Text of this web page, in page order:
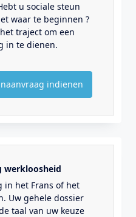
u sociale steun
waar te beginnen ?
traject om een
in te dienen.
indienen
werkloosheid
in het Frans of het
Uw gehele dossier
taal van uw keuze